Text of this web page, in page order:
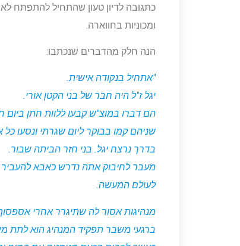
כתגובה לדיון טעון שהתחיל להתפתח
ומכוניות בחווארה.
הנה חלק מהדברים שנכתבו:
"אתחיל בנקודה אישית.
יגל ז"ל היה חבר של בני הקטן אורי.
הם דברו במוצ"ש קבעו ללוות חתן ביום
שניהם קמו בבוקר ליום שגרתי ונסעו
בדרך נרצח יגל. בני חזר הביתה שבור.
מעבר לחיבוק אתה נדרש כאבא להעביר
לעולם המעשה.
מנהיגות אסור לה שתיגרר אחרי
ברגעי משבר תפקיד המנהיג הוא לתת